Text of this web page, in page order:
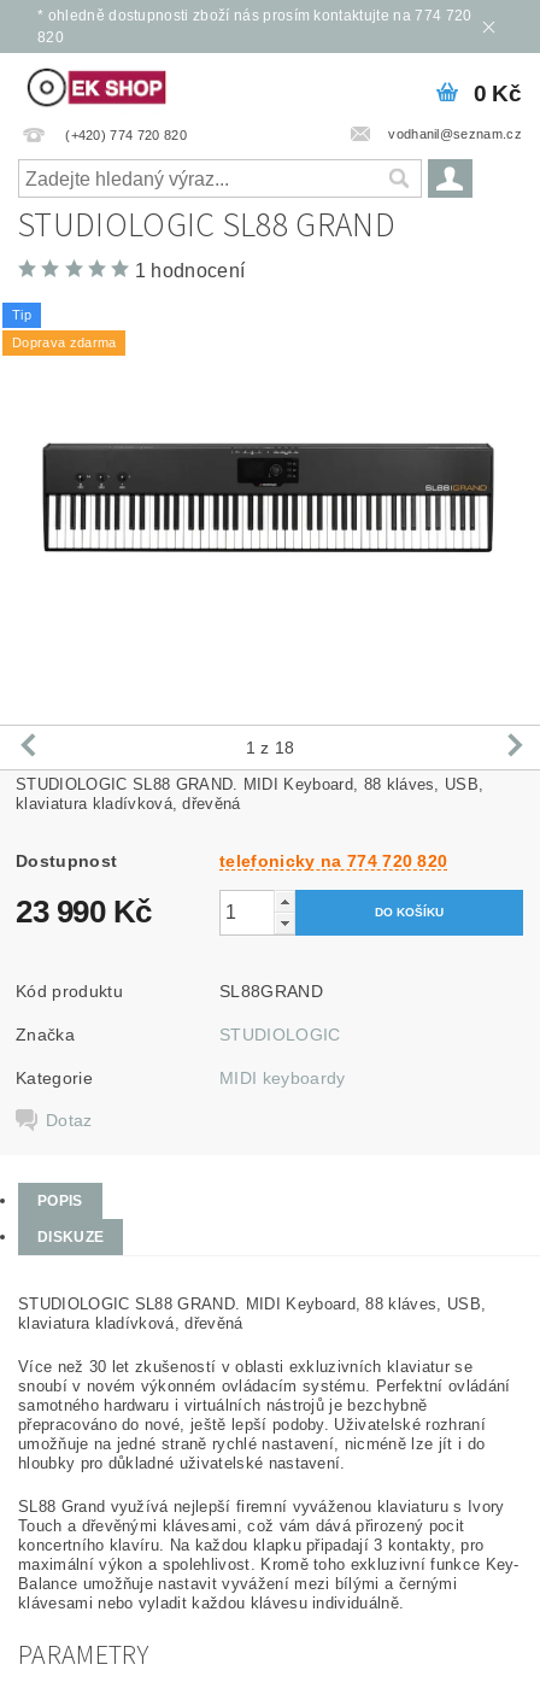
* ohledně dostupnosti zboží nás prosím kontaktujte na 774 720
820
(+420) 774 720 820 vodhanil@seznam.cz
0 Kč
STUDIOLOGIC SL88 GRAND
1 hodnocení
Tip
Doprava zdarma
1 z 18
STUDIOLOGIC SL88 GRAND. MIDI Keyboard, 88 kláves, USB,
klaviatura kladívková, dřevěná
Dostupnost telefonicky na 774 720 820
23 990 Kč
Kód produktu SL88GRAND
Značka STUDIOLOGIC
Kategorie MIDI keyboardy
Dotaz
POPIS
DISKUZE
STUDIOLOGIC SL88 GRAND. MIDI Keyboard, 88 kláves, USB,
klaviatura kladívková, dřevěná
Více než 30 let zkušeností v oblasti exkluzivních klaviatur se
snoubí v novém výkonném ovládacím systému. Perfektní ovládání
samotného hardwaru i virtuálních nástrojů je bezchybně
přepracováno do nové, ještě lepší podoby. Uživatelské rozhraní
umožňuje na jedné straně rychlé nastavení, nicméně lze jít i do
hloubky pro důkladné uživatelské nastavení.
SL88 Grand využívá nejlepší firemní vyváženou klaviaturu s Ivory
Touch a dřevěnými klávesami, což vám dává přirozený pocit
koncertního klavíru. Na každou klapku připadají 3 kontakty, pro
maximální výkon a spolehlivost. Kromě toho exkluzivní funkce Key-
Balance umožňuje nastavit vyvážení mezi bílými a černými
klávesami nebo vyladit každou klávesu individuálně.
PARAMETRY